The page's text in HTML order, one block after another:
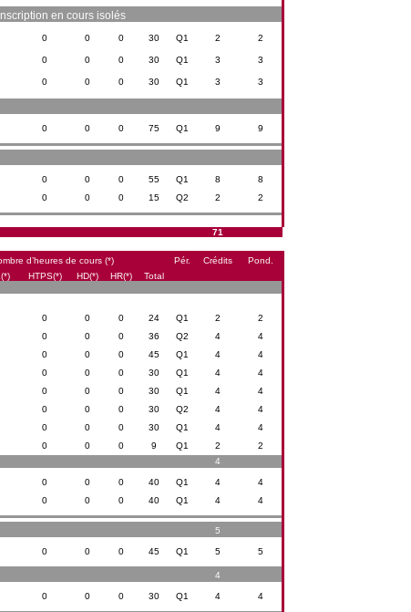
en cours isolés
0 0 0 30 Q1 2 2
0 0 0 30 Q1 3 3
0 0 0 30 Q1 3 3
0 0 0 75 Q1 9 9
0 0 0 55 Q1 8 8
0 0 0 15 Q2 2 2
71
d’heures de cours (*) Pér. Crédits
Pond.
HTPS(*) HD(*) HR(*) Total
0 0 0 24 Q1 2 2
0 0 0 36 Q2 4 4
0 0 0 45 Q1 4 4
0 0 0 30 Q1 4 4
0 0 0 30 Q1 4 4
0 0 0 30 Q2 4 4
0 0 0 30 Q1 4 4
0 0 0 9 Q1 2 2
4
0 0 0 40 Q1 4 4
0 0 0 40 Q1 4 4
5
0 0 0 45 Q1 5 5
4
0 0 0 30 Q1 4 4